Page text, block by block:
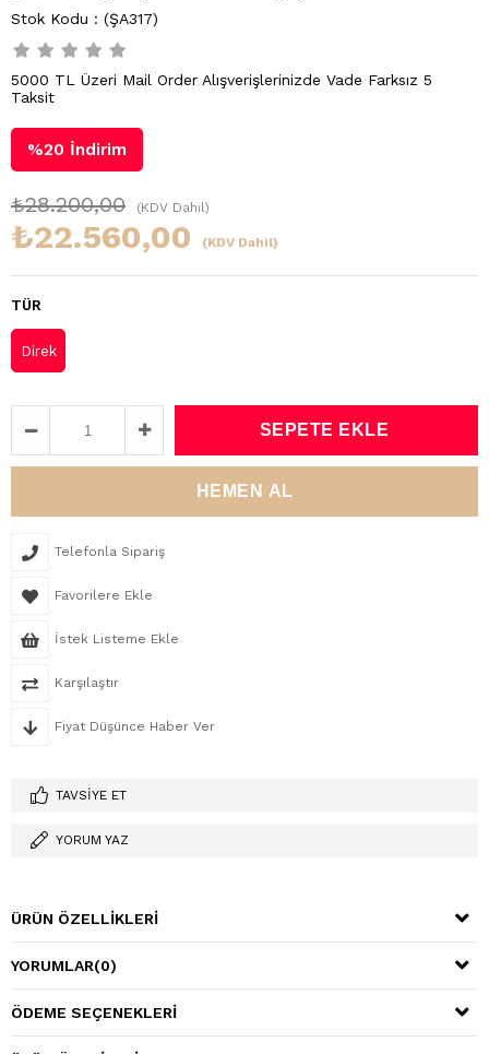
(ŞA317)
5000 TL Üzeri Mail Order Alışverişlerinizde Vade Farksız 5
Taksit
%20 İndirim
₺28.200,00 (KDV Dahil)
₺22.560,00 (KDV Dahil)
TÜR
Direk
Telefonla Sipariş
Favorilere Ekle
İstek Listeme Ekle
Karşılaştır
Fiyat Düşünce Haber Ver
TAVSIYE ET
YORUM YAZ
ÜRÜN ÖZELLIKLERI
YORUMLAR(0)
ÖDEME SEÇENEKLERI